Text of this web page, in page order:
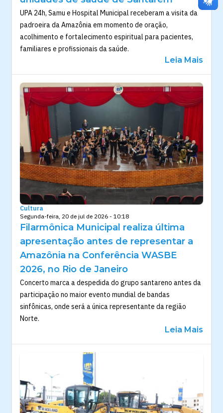
UPA 24h, Samu e Hospital Municipal receberam a visita da
padroeira da Amazônia em momento de oração,
acolhimento e fortalecimento espiritual para pacientes,
familiares e profissionais da saúde.
Leia Mais
Cultura
Segunda-feira, 20 de jul de 2026 - 10:18
Filarmônica Municipal realiza última
apresentação antes de representar a
Amazônia na Conferência WASBE
2026, no Rio de Janeiro
Concerto marca a despedida do grupo santareno antes da
participação no maior evento mundial de bandas
sinfônicas, onde será a única representante da região
Norte.
Leia Mais